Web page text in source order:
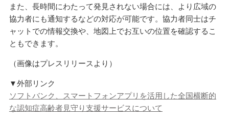
また、長時間にわたって発見されない場合には、より広域の
協力者にも通知するなどの対応が可能です。協力者同士はチ
ャットでの情報交換や、地図上でお互いの位置を確認するこ
ともできます。
（画像はプレスリリースより）
▼外部リンク
ソフトバンク、スマートフォンアプリを活用した全国横断的
な認知症高齢者見守り支援サービスについて